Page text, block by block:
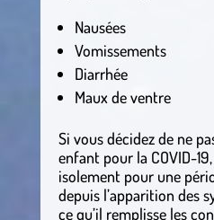
Nausées
Vomissements
Diarrhée
Maux de ventre
Si vous décidez de ne
enfant pour la COVID-
isolement pour une
depuis l’apparition des
ce qu’il remplisse les